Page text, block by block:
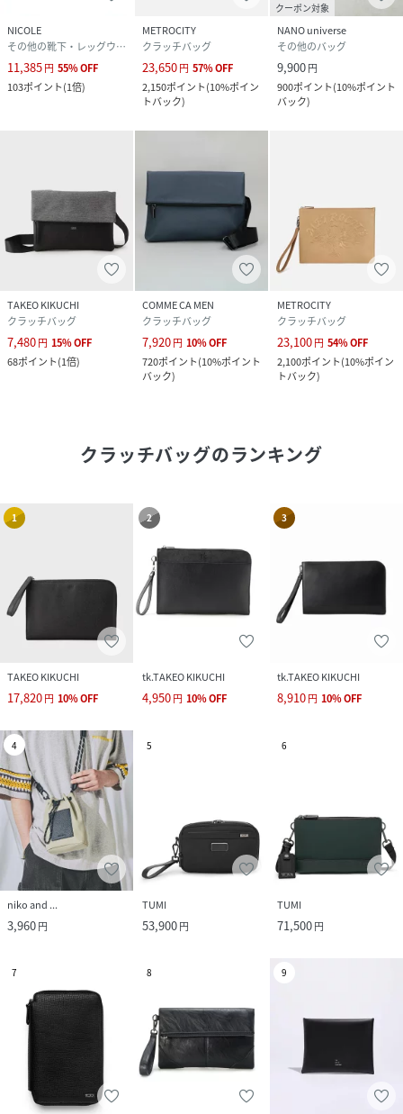
NICOLE
その他の靴下・レッグウェア
11,385円 55%OFF
103ポイント(1倍)
METROCITY
クラッチバッグ
23,650円 57%OFF
2,150ポイント(10%ポイン
トバック)
クーポン対象
NANO universe
その他のバッグ
9,900円
900ポイント(10%ポイント
バック)
TAKEO KIKUCHI
クラッチバッグ
7,480円 15%OFF
68ポイント(1倍)
COMME CA MEN
クラッチバッグ
7,920円 10%OFF
720ポイント(10%ポイント
バック)
METROCITY
クラッチバッグ
23,100円 54%OFF
2,100ポイント(10%ポイン
トバック)
クラッチバッグのランキング
1
TAKEO KIKUCHI
17,820円 10%OFF
2
tk.TAKEO KIKUCHI
4,950円 10%OFF
3
tk.TAKEO KIKUCHI
8,910円 10%OFF
4
niko and ...
3,960円
5
TUMI
53,900円
6
TUMI
71,500円
7 8 9